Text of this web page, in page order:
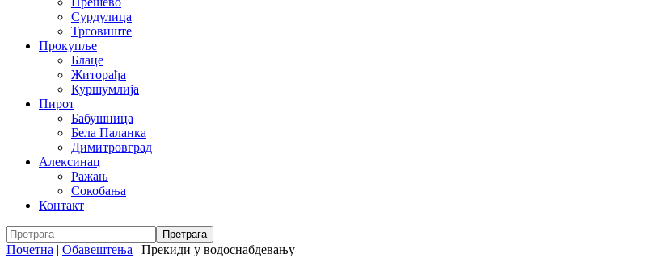
Сурдулица
Трговиште
Прокупље
Блаце
Житорађа
Куршумлија
Пирот
Бабушница
Бела Паланка
Димитровград
Алексинац
Ражањ
Сокобања
Контакт
Почетна | Обавештења | Прекиди у водоснабдевању